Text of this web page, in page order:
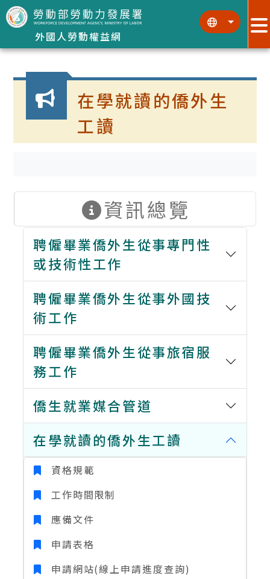
跳到主要內容區塊
外國人勞動權益網
::: :::
:::
在學就讀的僑外生
工讀
資訊總覽
聘僱畢業僑外生從事專門性
或技術性工作
聘僱畢業僑外生從事外國技
術工作
聘僱畢業僑外生從事旅宿服
務工作
僑生就業媒合管道
在學就讀的僑外生工讀
資格規範
工作時間限制
應備文件
申請表格
申請網站(線上申請進度查詢)